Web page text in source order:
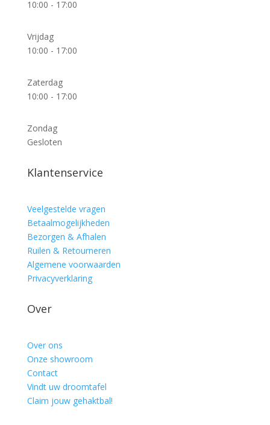
10:00 - 17:00
Vrijdag
10:00 - 17:00
Zaterdag
10:00 - 17:00
Zondag
Gesloten
Klantenservice
Veelgestelde vragen
Betaalmogelijkheden
Bezorgen & Afhalen
Ruilen & Retourneren
Algemene voorwaarden
Privacyverklaring
Over
Over ons
Onze showroom
Contact
Vindt uw droomtafel
Claim jouw gehaktbal!